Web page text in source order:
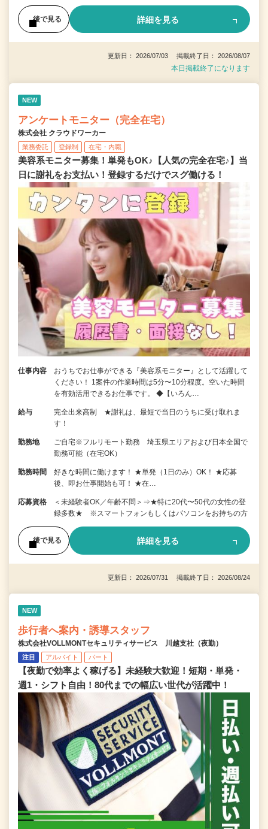
後で見る 詳細を見る
更新日： 2026/07/03 掲載終了日： 2026/08/07
本日掲載終了になります
NEW
アンケートモニター（完全在宅）
株式会社 クラウドワーカー
業務委託 登録制 在宅・内職
美容系モニター募集！単発もOK♪【人気の完全在宅♪】当
日に謝礼をお支払い！登録するだけでスグ働ける！
仕事内容
おうちでお仕事ができる『美容系モニター』として活躍して
ください！ 1案件の作業時間は5分〜10分程度。空いた時間
を有効活用できるお仕事です。 ◆【いろん…
給与
完全出来高制 ★謝礼は、最短で当日のうちに受け取れま
す！
勤務地
ご自宅※フルリモート勤務 埼玉県エリアおよび日本全国で
勤務可能（在宅OK）
勤務時間
好きな時間に働けます！ ★単発（1日のみ）OK！ ★応募
後、即お仕事開始も可！ ★在…
応募資格
＜未経験者OK／年齢不問＞⇒★特に20代〜50代の女性の登
録多数★ ※スマートフォンもしくはパソコンをお持ちの方
後で見る 詳細を見る
更新日： 2026/07/31 掲載終了日： 2026/08/24
NEW
歩行者へ案内・誘導スタッフ
株式会社VOLLMONTセキュリティサービス 川越支社（夜勤）
注目 アルバイト パート
【夜勤で効率よく稼げる】未経験大歓迎！短期・単発・
週1・シフト自由！80代までの幅広い世代が活躍中！